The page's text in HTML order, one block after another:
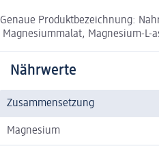
Genaue Produktbezeichnung:
Magnesiummalat, Magnesium-L-
Nährwerte
Zusammensetzung
Magnesium